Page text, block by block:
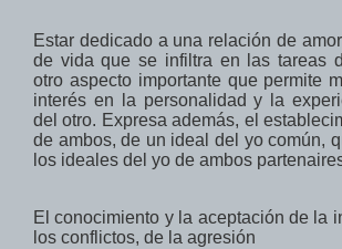
Estar dedicado a una relación de amor
de vida que se infiltra en las tareas
otro aspecto importante que permite
interés en la personalidad y
la
del otro. Expresa además, el
de ambos,de un ideal del yo común,
los ideales del yo de ambos
El conocimiento y la aceptación de la
los conflictos, de la agresión